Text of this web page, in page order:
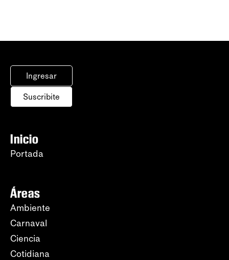
Ingresar
Suscribite
Inicio
Portada
Áreas
Ambiente
Carnaval
Ciencia
Cotidiana